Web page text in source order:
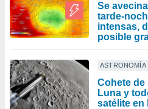
Se
tarde-
intensas,
posible
ASTRONOMÍA
Cohete de
Luna y
satélite en